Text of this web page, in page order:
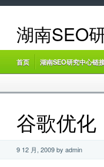
湖南SEO
首页 湖南SEO研究中心链
谷歌优
9 12 月, 2009 by admin